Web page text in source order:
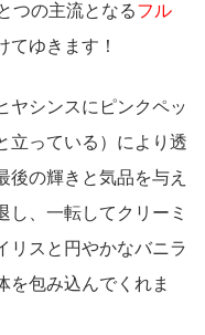
つの主流となるフル
てゆきます！
ヤシンスにピンクペッ
立っている）により透
後の輝きと気品を与え
し、一転してクリーミ
リスと円やかなバニラ
を包み込んでくれま